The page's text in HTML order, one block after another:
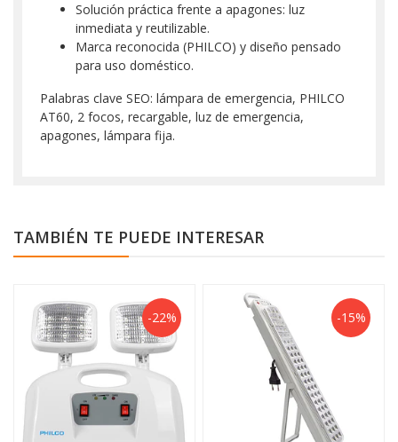
Solución práctica frente a apagones: luz
inmediata y reutilizable.
Marca reconocida (PHILCO) y diseño pensado
para uso doméstico.
Palabras clave SEO: lámpara de emergencia, PHILCO
AT60, 2 focos, recargable, luz de emergencia,
apagones, lámpara fija.
TAMBIÉN TE PUEDE INTERESAR
-22% -15%